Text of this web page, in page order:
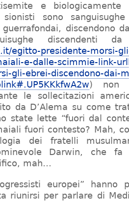
e biologicamente
sono
guerrafondai, discendono
discendenti
egitto-presidente-morsi-
e-dalle-scimmie-link-
gli-ebrei-discendono-dai-
) non
le sollecitazioni
da D’Alema su come
state lette “fuori dal
fuori contesto? Mah,
dei fratelli
Darwin, che
mah…
europei” hanno
riunirsi per parlare di